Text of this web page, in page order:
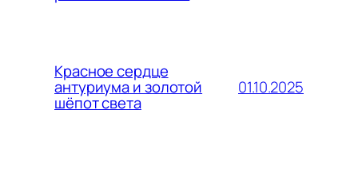
Красное сердце
антуриума и золотой
шёпот света
01.10.2025